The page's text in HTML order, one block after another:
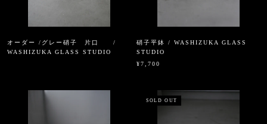
オーダー /グレー硝子 片口 /
WASHIZUKA GLASS STUDIO
硝子平鉢 / WASHIZUKA GLASS
STUDIO
¥7,700
SOLD OUT